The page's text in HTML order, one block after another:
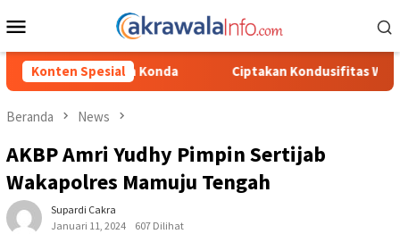
ke
Mobile
Konten Spesial
Ciptakan Kondusifitas Wilayah, Sat Samapta Polres
Beranda News
AKBP Amri Yudhy Pimpin Sertijab
Wakapolres Mamuju Tengah
Supardi Cakra
Januari 11, 2024
607 Dilihat